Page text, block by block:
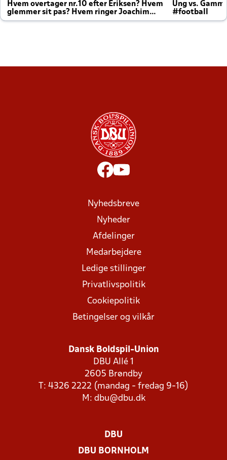
Hvem overtager nr.10 efter Eriksen? Hvem
glemmer sit pas? Hvem ringer Joachim
altid til efter kampe?
Ung vs.
#football
Nyhedsbreve
Nyheder
Afdelinger
Medarbejdere
Ledige stillinger
Privatlivspolitik
Cookiepolitik
Betingelser og vilkår
Dansk Boldspil-Union
DBU Allé 1
2605 Brøndby
T: 4326 2222 (mandag - fredag 9-16)
M: dbu@dbu.dk
DBU
DBU BORNHOLM